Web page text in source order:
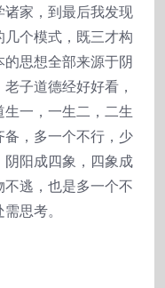
家，到最后我发现
个模式，既三才构
思想全部来源于阴
子道德经好好看，
一，一生二，二生
，多一个不行，少
阳成四象，四象成
逃，也是多一个不
思考。